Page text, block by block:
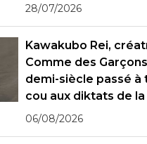
28/07/2026
Kawakubo Rei,
Comme des
demi-siècle passé à
cou aux diktats de
06/08/2026